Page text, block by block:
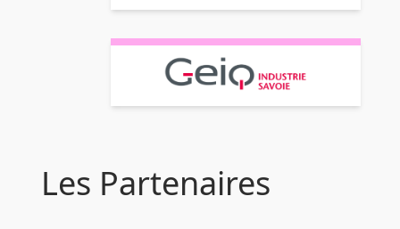
Les Partenaires